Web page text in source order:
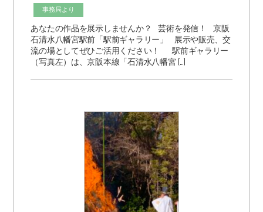
事務局より
あなたの作品を展示しませんか？ 芸術を発信！ 京阪
石清水八幡宮駅前「駅前ギャラリー」 展示や販売、交
流の場としてぜひご活用ください！ 駅前ギャラリー
（写真左）は、京阪本線「石清水八幡宮 […]